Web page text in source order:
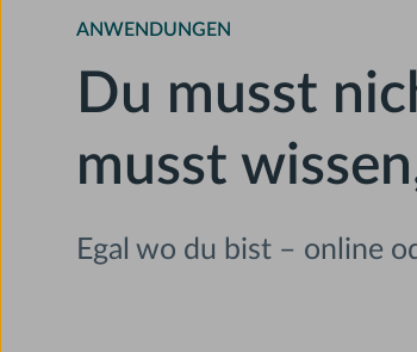
ANWENDUNGEN
Du musst
musst
Egal wo du bist – online